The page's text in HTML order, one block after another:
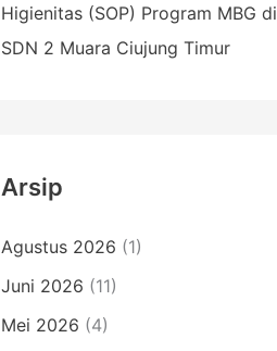
Higienitas (SOP) Program MBG di
SDN 2 Muara Ciujung Timur
Arsip
Agustus 2026 (1)
Juni 2026 (11)
Mei 2026 (4)